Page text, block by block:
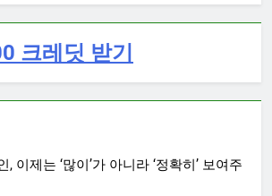
크레딧 받기
이제는 ‘많이’가 아니라 ‘정확히’ 보여주